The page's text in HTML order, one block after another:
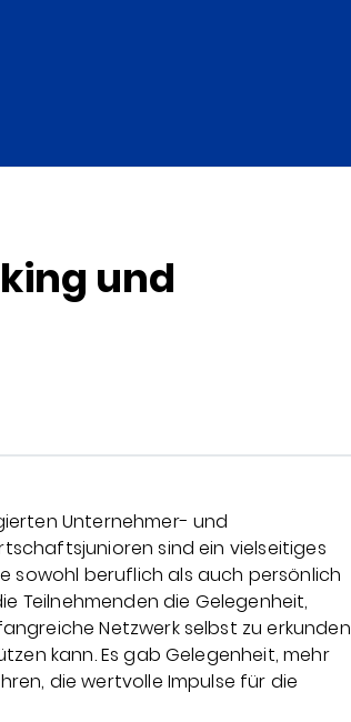
und
Unternehmer- und
sind ein vielseitiges
sowohl beruflich als auch persönlich
Teilnehmenden die Gelegenheit,
Netzwerk selbst zu erkunden
kann. Es gab Gelegenheit, mehr
die wertvolle Impulse für die